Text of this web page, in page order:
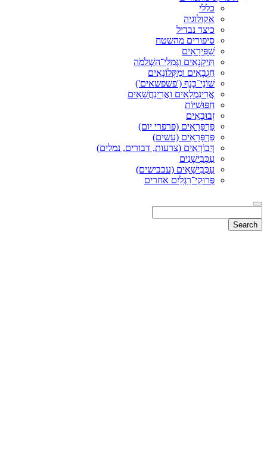
כללי
אקולוגיה
כיצד נבדיל
סיפורים מהשטח
שַׁפִּירָאִים
תִּיקָנָאִים וגְּמַלֵּי־הַשְׁלֹמֹה
חַגְבָאִים ומַקְּלוֹנָאִים
שׁוֹנֵי־כָּנָף ('פשפשאים')
אֲרִינִמְלָאִים ואֲרִינַחֲשָׁאִים
חִפּוּשִׁיּוֹת
זְבוּבָאִים
פַּרְפָּרָאִים (פרפרי יום)
פַּרְפָּרָאִים (עשים)
דְּבוֹרָאִים (צרעות, דבורים, נמלים)
עַכְּבִישָׁנִים
עַכְּבִישָׁאִים (עכבישים)
פְּרוּקֵי־רַגְלַיִם אחרים